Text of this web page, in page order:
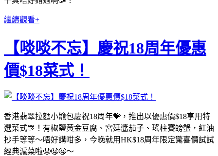
繼續觀看+
【啖啖不忘】慶祝18周年優惠
價$18菜式！
香港翡翠拉麵小籠包慶祝18周年💝，推出以優惠價$18享用特
選菜式🎊！有椒鹽黃金豆腐、宮廷醬茄子、瑤柱賽螃蟹，紅油
抄手等等～唔好講咁多，今晚就用HK$18周年限定驚喜價試試
經典滬菜啦🤤🤤🤤～